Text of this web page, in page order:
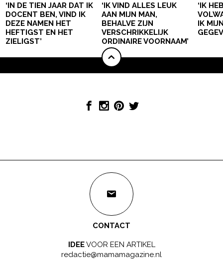
‘IN DE TIEN JAAR DAT IK
DOCENT BEN, VIND IK
DEZE NAMEN HET
HEFTIGST EN HET
ZIELIGST’
‘IK VIND ALLES LEUK
AAN MIJN MAN,
BEHALVE ZIJN
VERSCHRIKKELIJK
ORDINAIRE VOORNAAM’
‘IK
IK
CONTACT
IDEEVOOR EEN ARTIKEL
redactie@mamamagazine.nl